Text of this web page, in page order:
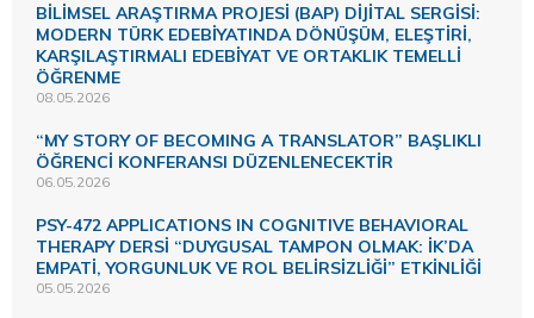
BİLİMSEL ARAŞTIRMA PROJESİ (BAP) DİJİTAL SERGİSİ:
MODERN TÜRK EDEBİYATINDA DÖNÜŞÜM, ELEŞTİRİ,
KARŞILAŞTIRMALI EDEBİYAT VE ORTAKLIK TEMELLİ
ÖĞRENME
08.05.2026
“MY STORY OF BECOMING A TRANSLATOR” BAŞLIKLI
ÖĞRENCİ KONFERANSI DÜZENLENECEKTİR
06.05.2026
PSY-472 APPLICATIONS IN COGNITIVE BEHAVIORAL
THERAPY DERSİ “DUYGUSAL TAMPON OLMAK: İK’DA
EMPATİ, YORGUNLUK VE ROL BELİRSİZLİĞİ” ETKİNLİĞİ
05.05.2026